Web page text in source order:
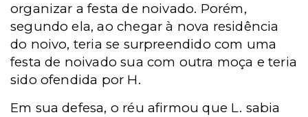
organizar a festa de noivado. Porém,
segundo ela, ao chegar à nova residência
do noivo, teria se surpreendido com uma
festa de noivado sua com outra moça e teria
sido ofendida por H.
Em sua defesa, o réu afirmou que L. sabia